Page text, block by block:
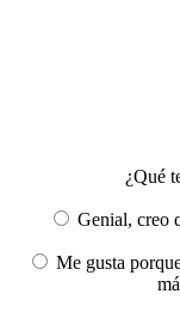
¿Qué
Genial, creo
Me gusta